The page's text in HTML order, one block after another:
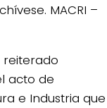
MACRI –
reiterado
acto de
e Industria que